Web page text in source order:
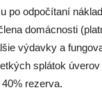
po odpočítaní
domácnosti
výdavky a
splátok
rezerva.